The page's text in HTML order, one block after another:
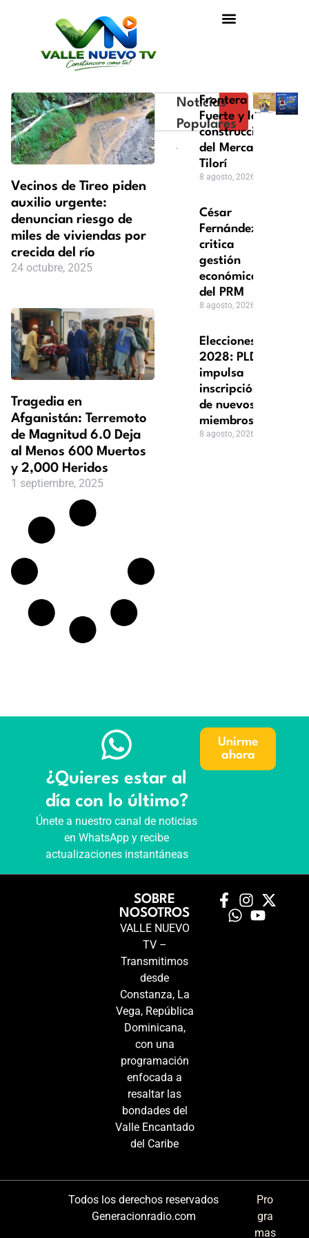
Vecinos de Tireo piden
auxilio urgente:
denuncian riesgo de
miles de viviendas por
crecida del río
24 octubre, 2025
Tragedia en
Afganistán: Terremoto
de Magnitud 6.0 Deja
al Menos 600 Muertos
y 2,000 Heridos
1 septiembre, 2025
Noticias
Populares
Frontera
Fuerte y la
construcción
del Mercado
Tilorí
8 agosto, 2026
César
Fernández
critica
gestión
económica
del PRM
8 agosto, 2026
Elecciones
2028: PLD
impulsa
inscripción
de nuevos
miembros
8 agosto, 2026
¿Quieres estar al
día con lo último?
Únete a nuestro canal de noticias
en WhatsApp y recibe
actualizaciones instantáneas
Unirme
ahora
SOBRE
NOSOTROS
VALLE NUEVO
TV –
Transmitimos
desde
Constanza, La
Vega, República
Dominicana,
con una
programación
enfocada a
resaltar las
bondades del
Valle Encantado
del Caribe
Todos los derechos reservados
Generacionradio.com
Pro
gra
mas